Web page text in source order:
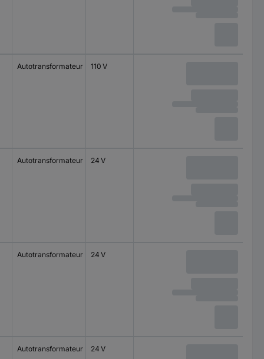
Autotransformateur 110 V
Autotransformateur 24 V
Autotransformateur 24 V
Autotransformateur 24 V